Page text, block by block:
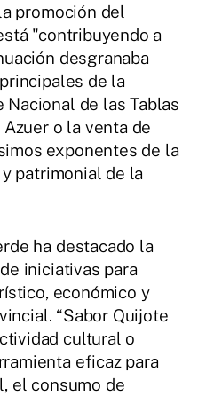
promoción del
"contribuyendo a
desgranaba
de la
de las Tablas
o la venta de
exponentes de la
patrimonial de la
ha destacado la
iniciativas para
económico y
“Sabor Quijote
cultural o
eficaz para
el consumo de